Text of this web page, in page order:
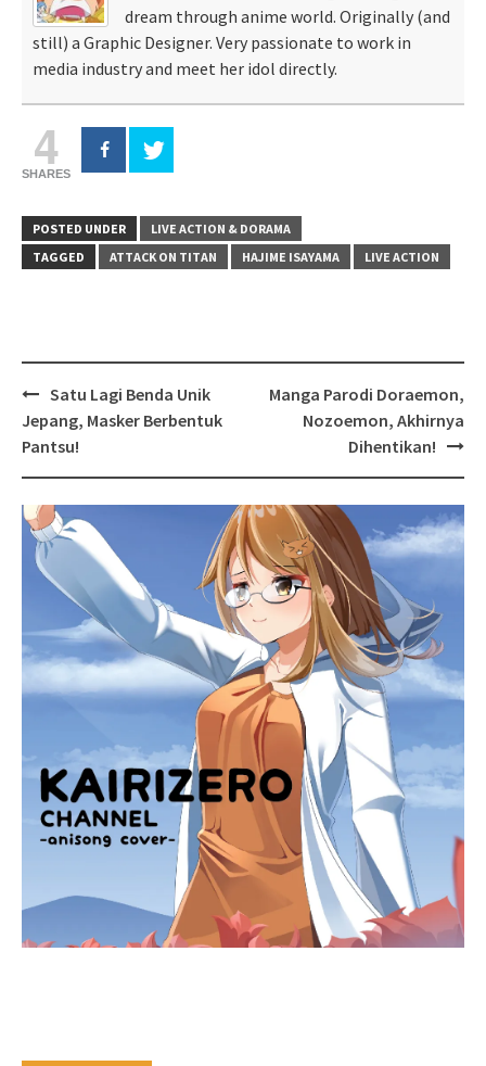
dream through anime world. Originally (and
still) a Graphic Designer. Very passionate to work in
media industry and meet her idol directly.
4
SHARES
POSTED UNDER
LIVE ACTION & DORAMA
TAGGED
ATTACK ON TITAN HAJIME ISAYAMA LIVE ACTION
Post
navigation
Satu Lagi Benda Unik
Jepang, Masker Berbentuk
Pantsu!
Manga Parodi Doraemon,
Nozoemon, Akhirnya
Dihentikan!